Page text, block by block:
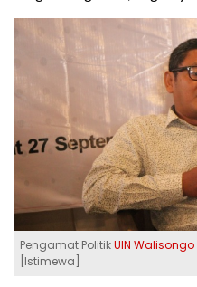
Pengamat PolitikUIN Walisongo
[Istimewa]